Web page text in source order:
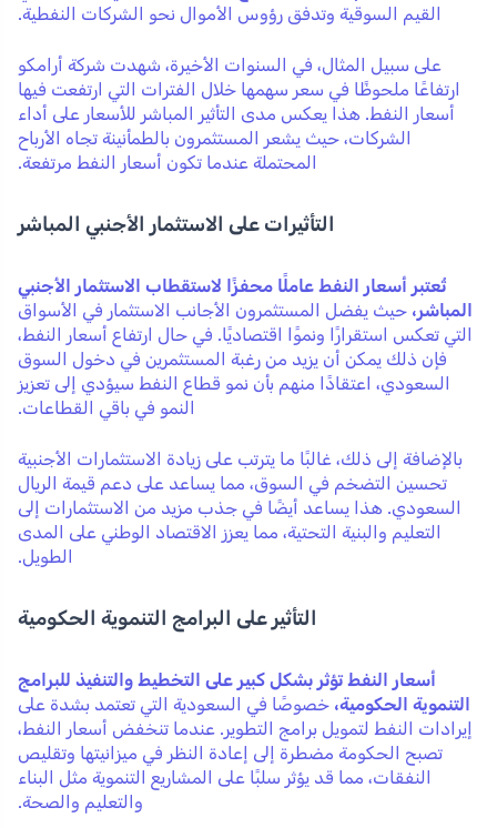
القيم السوقية وتدفق رؤوس الأموال نحو الشركات النفطية.
على سبيل المثال، في السنوات الأخيرة، شهدت شركة أرامكو
ارتفاعًا ملحوظًا في سعر سهمها خلال الفترات التي ارتفعت فيها
أسعار النفط. هذا يعكس مدى التأثير المباشر للأسعار على أداء
الشركات، حيث يشعر المستثمرون بالطمأنينة تجاه الأرباح
المحتملة عندما تكون أسعار النفط مرتفعة.
التأثيرات على الاستثمار الأجنبي المباشر
تُعتبر أسعار النفط عاملًا محفزًا لاستقطاب الاستثمار الأجنبي
المباشر، حيث يفضل المستثمرون الأجانب الاستثمار في الأسواق
التي تعكس استقرارًا ونموًا اقتصاديًا. في حال ارتفاع أسعار النفط،
فإن ذلك يمكن أن يزيد من رغبة المستثمرين في دخول السوق
السعودي، اعتقادًا منهم بأن نمو قطاع النفط سيؤدي إلى تعزيز
النمو في باقي القطاعات.
بالإضافة إلى ذلك، غالبًا ما يترتب على زيادة الاستثمارات الأجنبية
تحسين التضخم في السوق، مما يساعد على دعم قيمة الريال
السعودي. هذا يساعد أيضًا في جذب مزيد من الاستثمارات إلى
التعليم والبنية التحتية، مما يعزز الاقتصاد الوطني على المدى
الطويل.
التأثير على البرامج التنموية الحكومية
أسعار النفط تؤثر بشكل كبير على التخطيط والتنفيذ للبرامج
التنموية الحكومية، خصوصًا في السعودية التي تعتمد بشدة على
إيرادات النفط لتمويل برامج التطوير. عندما تنخفض أسعار النفط،
تصبح الحكومة مضطرة إلى إعادة النظر في ميزانيتها وتقليص
النفقات، مما قد يؤثر سلبًا على المشاريع التنموية مثل البناء
والتعليم والصحة.